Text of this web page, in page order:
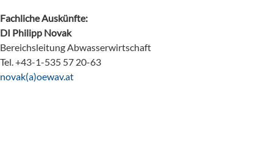
Fachliche Auskünfte:
DI Philipp Novak
Bereichsleitung Abwasserwirtschaft
Tel. +43-1-535 57 20-63
ta.vaweo(a)kavon